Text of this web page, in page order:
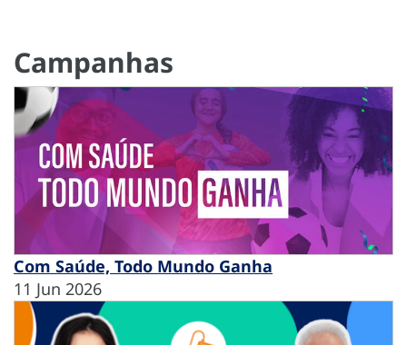
Campanhas
Com Saúde, Todo Mundo Ganha
11 Jun 2026